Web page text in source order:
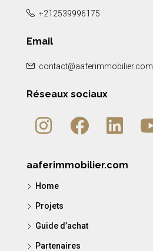
+212539996175
Email
contact@aaferimmobilier.com
Réseaux sociaux
aaferimmobilier.com
Home
Projets
Guide d’achat
Partenaires